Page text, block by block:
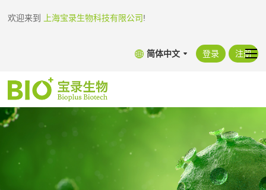
欢迎来到 上海宝录生物科技有限公司!
简体中文 登录 注册